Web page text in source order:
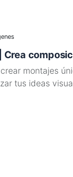
Crea
montajes
tus ideas